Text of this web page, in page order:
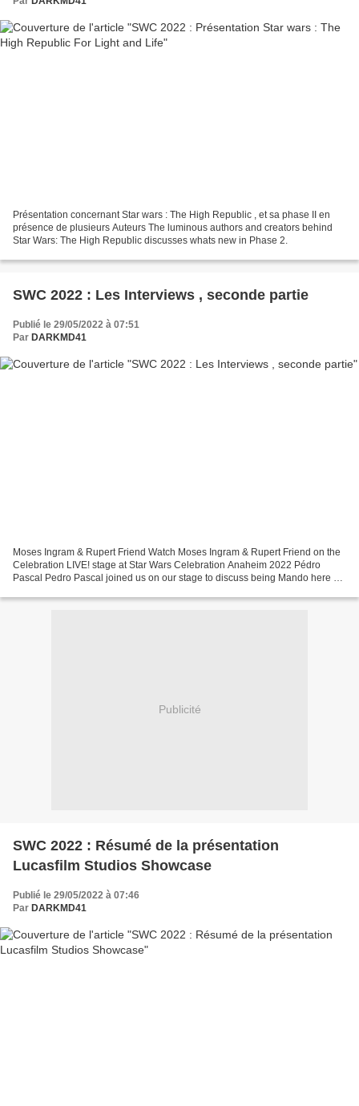
Présentation concernant Star wars : The High Republic , et sa phase II en
présence de plusieurs Auteurs The luminous authors and creators behind
Star Wars: The High Republic discusses whats new in Phase 2.
SWC 2022 : Les Interviews , seconde partie
Publié le 29/05/2022 à 07:51
Par DARKMD41
Moses Ingram & Rupert Friend Watch Moses Ingram & Rupert Friend on the
Celebration LIVE! stage at Star Wars Celebration Anaheim 2022 Pédro
Pascal Pedro Pascal joined us on our stage to discuss being Mando here at
Publicité
SWC 2022 : Résumé de la présentation
Lucasfilm Studios Showcase
Publié le 29/05/2022 à 07:46
Par DARKMD41